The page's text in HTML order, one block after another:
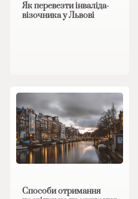
Як перевезти інваліда-
візочника у Львові
Способи отримання